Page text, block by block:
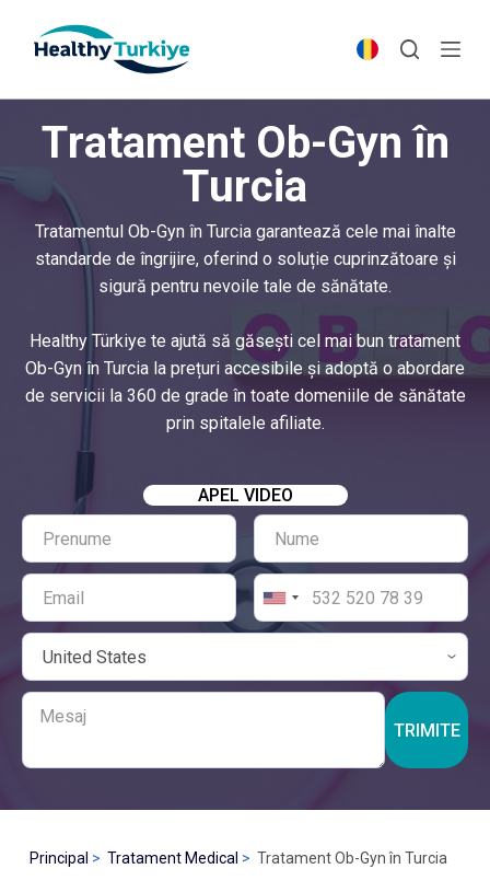
p
Tratament Ob-Gyn în
Turcia
Tratamentul Ob-Gyn în Turcia garantează cele mai înalte
standarde de îngrijire, oferind o soluție cuprinzătoare și
sigură pentru nevoile tale de sănătate.
Healthy Türkiye te ajută să găsești cel mai bun tratament
Ob-Gyn în Turcia la prețuri accesibile și adoptă o abordare
de servicii la 360 de grade în toate domeniile de sănătate
prin spitalele afiliate.
APEL VIDEO
TRIMITE
Principal Tratament Medical Tratament Ob-Gyn în Turcia